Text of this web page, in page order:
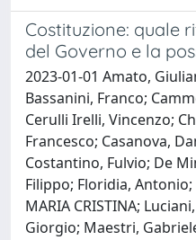
Costituzione: quale
del Governo e la
2023-01-01 Amato,
Bassanini, Franco;
Cerulli Irelli, Vincenzo;
Francesco; Casanova,
Costantino, Fulvio; De
Filippo; Floridia,
MARIA CRISTINA;
Giorgio; Maestri,